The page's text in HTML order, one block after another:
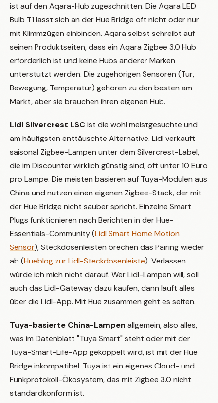
ist auf den Aqara-Hub zugeschnitten. Die Aqara LED
Bulb T1 lässt sich an der Hue Bridge oft nicht oder nur
mit Klimmzügen einbinden. Aqara selbst schreibt auf
seinen Produktseiten, dass ein Aqara Zigbee 3.0 Hub
erforderlich ist und keine Hubs anderer Marken
unterstützt werden. Die zugehörigen Sensoren (Tür,
Bewegung, Temperatur) gehören zu den besten am
Markt, aber sie brauchen ihren eigenen Hub.
Lidl Silvercrest LSCist die wohl meistgesuchte und
am häufigsten enttäuschte Alternative. Lidl verkauft
saisonal Zigbee-Lampen unter dem Silvercrest-Label,
die im Discounter wirklich günstig sind, oft unter 10 Euro
pro Lampe. Die meisten basieren auf Tuya-Modulen aus
China und nutzen einen eigenen Zigbee-Stack, der mit
der Hue Bridge nicht sauber spricht. Einzelne Smart
Plugs funktionieren nach Berichten in der Hue-
Essentials-Community (Lidl Smart Home Motion
Sensor), Steckdosenleisten brechen das Pairing wieder
ab (Hueblog zur Lidl-Steckdosenleiste). Verlassen
würde ich mich nicht darauf. Wer Lidl-Lampen will, soll
auch das Lidl-Gateway dazu kaufen, dann läuft alles
über die Lidl-App. Mit Hue zusammen geht es selten.
Tuya-basierte China-Lampen allgemein, also alles,
was im Datenblatt "Tuya Smart" steht oder mit der
Tuya-Smart-Life-App gekoppelt wird, ist mit der Hue
Bridge inkompatibel. Tuya ist ein eigenes Cloud- und
Funkprotokoll-Ökosystem, das mit Zigbee 3.0 nicht
standardkonform ist.